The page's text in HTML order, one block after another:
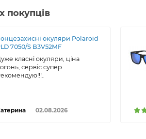
покупців
окуляри Polaroid
7050/S B3V52MF
класні окуляри, ціна
сервіс супер.
02.08.2026